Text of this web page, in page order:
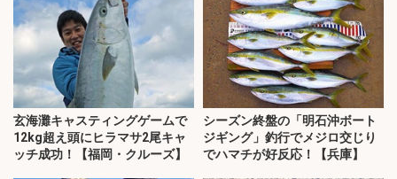
玄海灘キャスティングゲームで
12kg超え頭にヒラマサ2尾キャ
ッチ成功！【福岡・クルーズ】
シーズン終盤の「明石沖ボート
ジギング」釣行でメジロ交じり
でハマチが好反応！【兵庫】